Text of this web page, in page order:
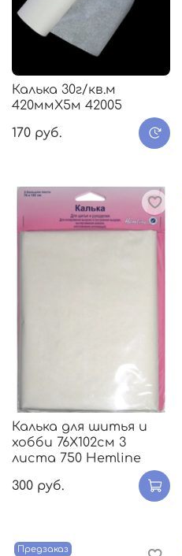
Калька 30г/кв.м
420ммХ5м 42005
170 руб.
Калька для шитья и
хобби 76Х102см 3
листа 750 Hemline
300 руб.
Предзаказ